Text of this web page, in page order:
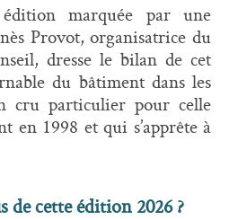
marquée par une
Provot, organisatrice du
dresse le bilan de cet
du bâtiment dans les
cru particulier pour celle
en 1998 et qui s’apprête à
de cette édition 2026 ?